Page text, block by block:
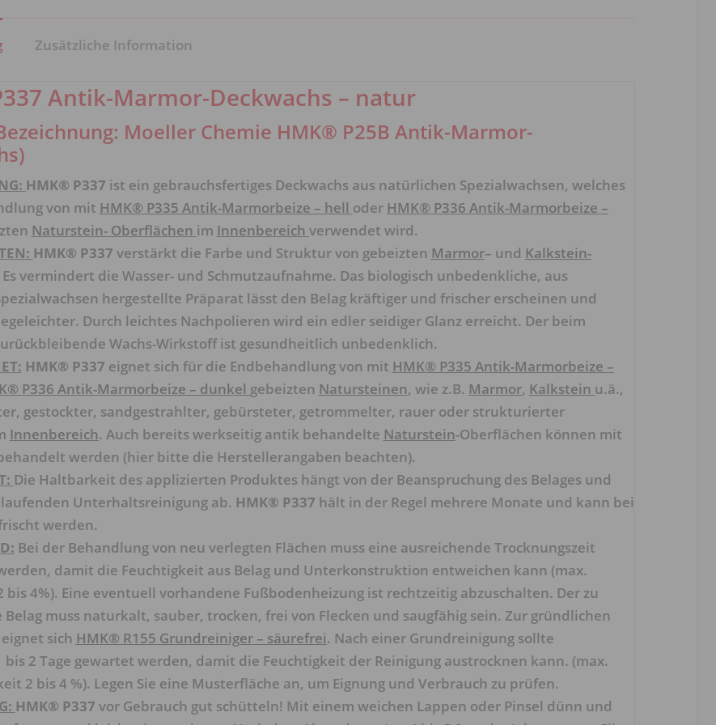
Zusätzliche Information
Antik-Marmor-Deckwachs – natur
Moeller Chemie HMK® P25B Antik-Marmor-
HMK® P337 ist ein gebrauchsfertiges Deckwachs aus natürlichen Spezialwachsen, welches
von mit HMK® P335 Antik-Marmorbeize – hell oder HMK® P336 Antik-Marmorbeize –
Naturstein- Oberflächen im Innenbereich verwendet wird.
HMK® P337 verstärkt die Farbe und Struktur von gebeizten Marmor– und Kalkstein-
Es vermindert die Wasser- und Schmutzaufnahme. Das biologisch unbedenkliche, aus
hergestellte Präparat lässt den Belag kräftiger und frischer erscheinen und
Durch leichtes Nachpolieren wird ein edler seidiger Glanz erreicht. Der beim
Wachs-Wirkstoff ist gesundheitlich unbedenklich.
HMK® P337 eignet sich für die Endbehandlung von mit HMK® P335 Antik-Marmorbeize –
P336 Antik-Marmorbeize – dunkel gebeizten Natursteinen, wie z.B. Marmor, Kalkstein u.ä.,
gestockter, sandgestrahlter, gebürsteter, getrommelter, rauer oder strukturierter
Innenbereich. Auch bereits werkseitig antik behandelte Naturstein-Oberflächen können mit
werden (hier bitte die Herstellerangaben beachten).
Die Haltbarkeit des applizierten Produktes hängt von der Beanspruchung des Belages und
Unterhaltsreinigung ab. HMK® P337 hält in der Regel mehrere Monate und kann bei
werden.
Bei der Behandlung von neu verlegten Flächen muss eine ausreichende Trocknungszeit
damit die Feuchtigkeit aus Belag und Unterkonstruktion entweichen kann (max.
bis 4%). Eine eventuell vorhandene Fußbodenheizung ist rechtzeitig abzuschalten. Der zu
muss naturkalt, sauber, trocken, frei von Flecken und saugfähig sein. Zur gründlichen
sich HMK® R155 Grundreiniger – säurefrei. Nach einer Grundreinigung sollte
bis 2 Tage gewartet werden, damit die Feuchtigkeit der Reinigung austrocknen kann. (max.
2 bis 4 %). Legen Sie eine Musterfläche an, um Eignung und Verbrauch zu prüfen.
HMK® P337 vor Gebrauch gut schütteln! Mit einem weichen Lappen oder Pinsel dünn und